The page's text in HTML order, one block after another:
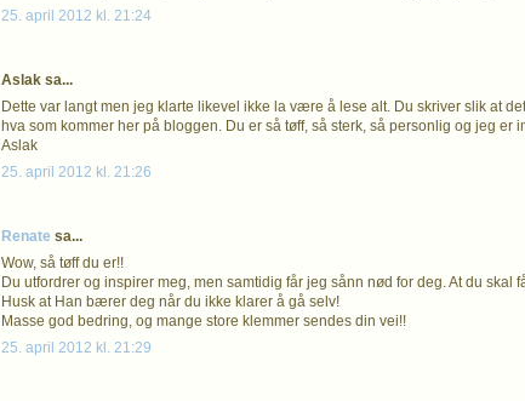
25. april 2012 kl. 21:24
Aslak sa...
Dette var langt men jeg klarte likevel ikke la være å lese alt. Du skriver slik at
hva som kommer her på bloggen. Du er så tøff, så sterk, så personlig og jeg
Aslak
25. april 2012 kl. 21:26
Renate sa...
Wow, så tøff du er!!
Du utfordrer og inspirer meg, men samtidig får jeg sånn nød for deg. At du skal
Husk at Han bærer deg når du ikke klarer å gå selv!
Masse god bedring, og mange store klemmer sendes din vei!!
25. april 2012 kl. 21:29